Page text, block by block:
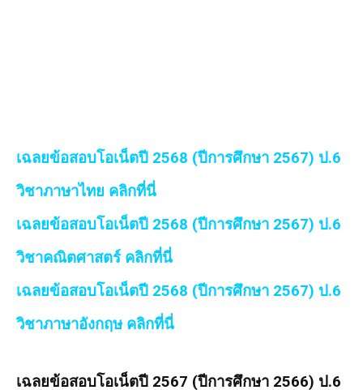
เฉลยข้อสอบโอเน็ตปี 2568 (ปีการศึกษา 2567) ป.6
วิชาภาษาไทย คลิกที่นี่
เฉลยข้อสอบโอเน็ตปี 2568 (ปีการศึกษา 2567) ป.6
วิชาคณิตศาสตร์ คลิกที่นี่
เฉลยข้อสอบโอเน็ตปี 2568 (ปีการศึกษา 2567) ป.6
วิชาภาษาอังกฤษ คลิกที่นี่
เฉลยข้อสอบโอเน็ตปี 2567 (ปีการศึกษา 2566) ป.6